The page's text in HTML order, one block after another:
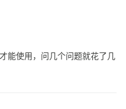
能使用，问几个问题就花了几